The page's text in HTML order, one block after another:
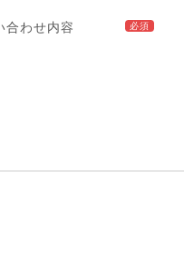
合わせ内容 必須